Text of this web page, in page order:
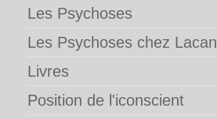
Les Psychoses
Les Psychoses chez Lacan
Livres
Position de l'iconscient